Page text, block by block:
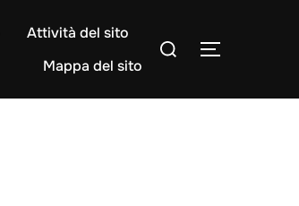
Attività del sito
Mappa del sito
Cerca
APRI/